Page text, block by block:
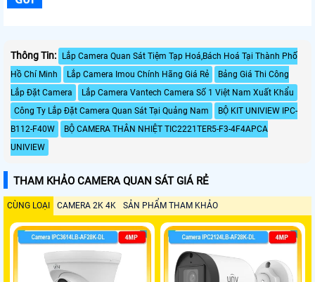
Thông Tin:
Lắp Camera Quan Sát Tiệm Tạp Hoá,Bách Hoá Tại Thành Phố
Hồ Chí Minh
Lắp Camera Imou Chính Hãng Giá Rẻ
Bảng Giá Thi Công
Lắp Đặt Camera
Lắp Camera Vantech Camera Số 1 Việt Nam Xuất Khẩu
Công Ty Lắp Đặt Camera Quan Sát Tại Quảng Nam
BỘ KIT UNIVIEW IPC-
B112-F40W
BỘ CAMERA THÂN NHIỆT TIC2221TER5-F3-4F4APCA
UNIVIEW
THAM KHẢO CAMERA QUAN SÁT GIÁ RẺ
CÙNG LOẠI CAMERA 2K 4K SẢN PHẨM THAM KHẢO